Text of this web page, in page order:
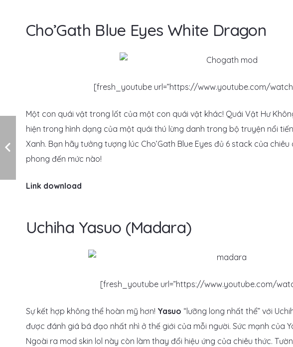
Cho’Gath Blue Eyes White Dragon
[fresh_youtube url=”https://www.youtube.com/
Một con quái vật trong lốt của một con quái vật khác! Quái Vật Hư
hiện trong hình dạng của một quái thú lừng danh trong bộ truyện nổi
Xanh. Bạn hãy tưởng tượng lúc Cho’Gath Blue Eyes đủ 6 stack của
phong đến mức nào!
Link download
Uchiha Yasuo (Madara)
[fresh_youtube url=”https://www.youtube.com/
Sự kết hợp không thể hoàn mỹ hơn! Yasuo “lưỡng long nhất thể” với
được đánh giá bá đạo nhất nhì ở thế giới của mỗi người. Sức mạnh của
Ngoài ra mod skin lol này còn làm thay đổi hiệu ứng của chiêu thức.